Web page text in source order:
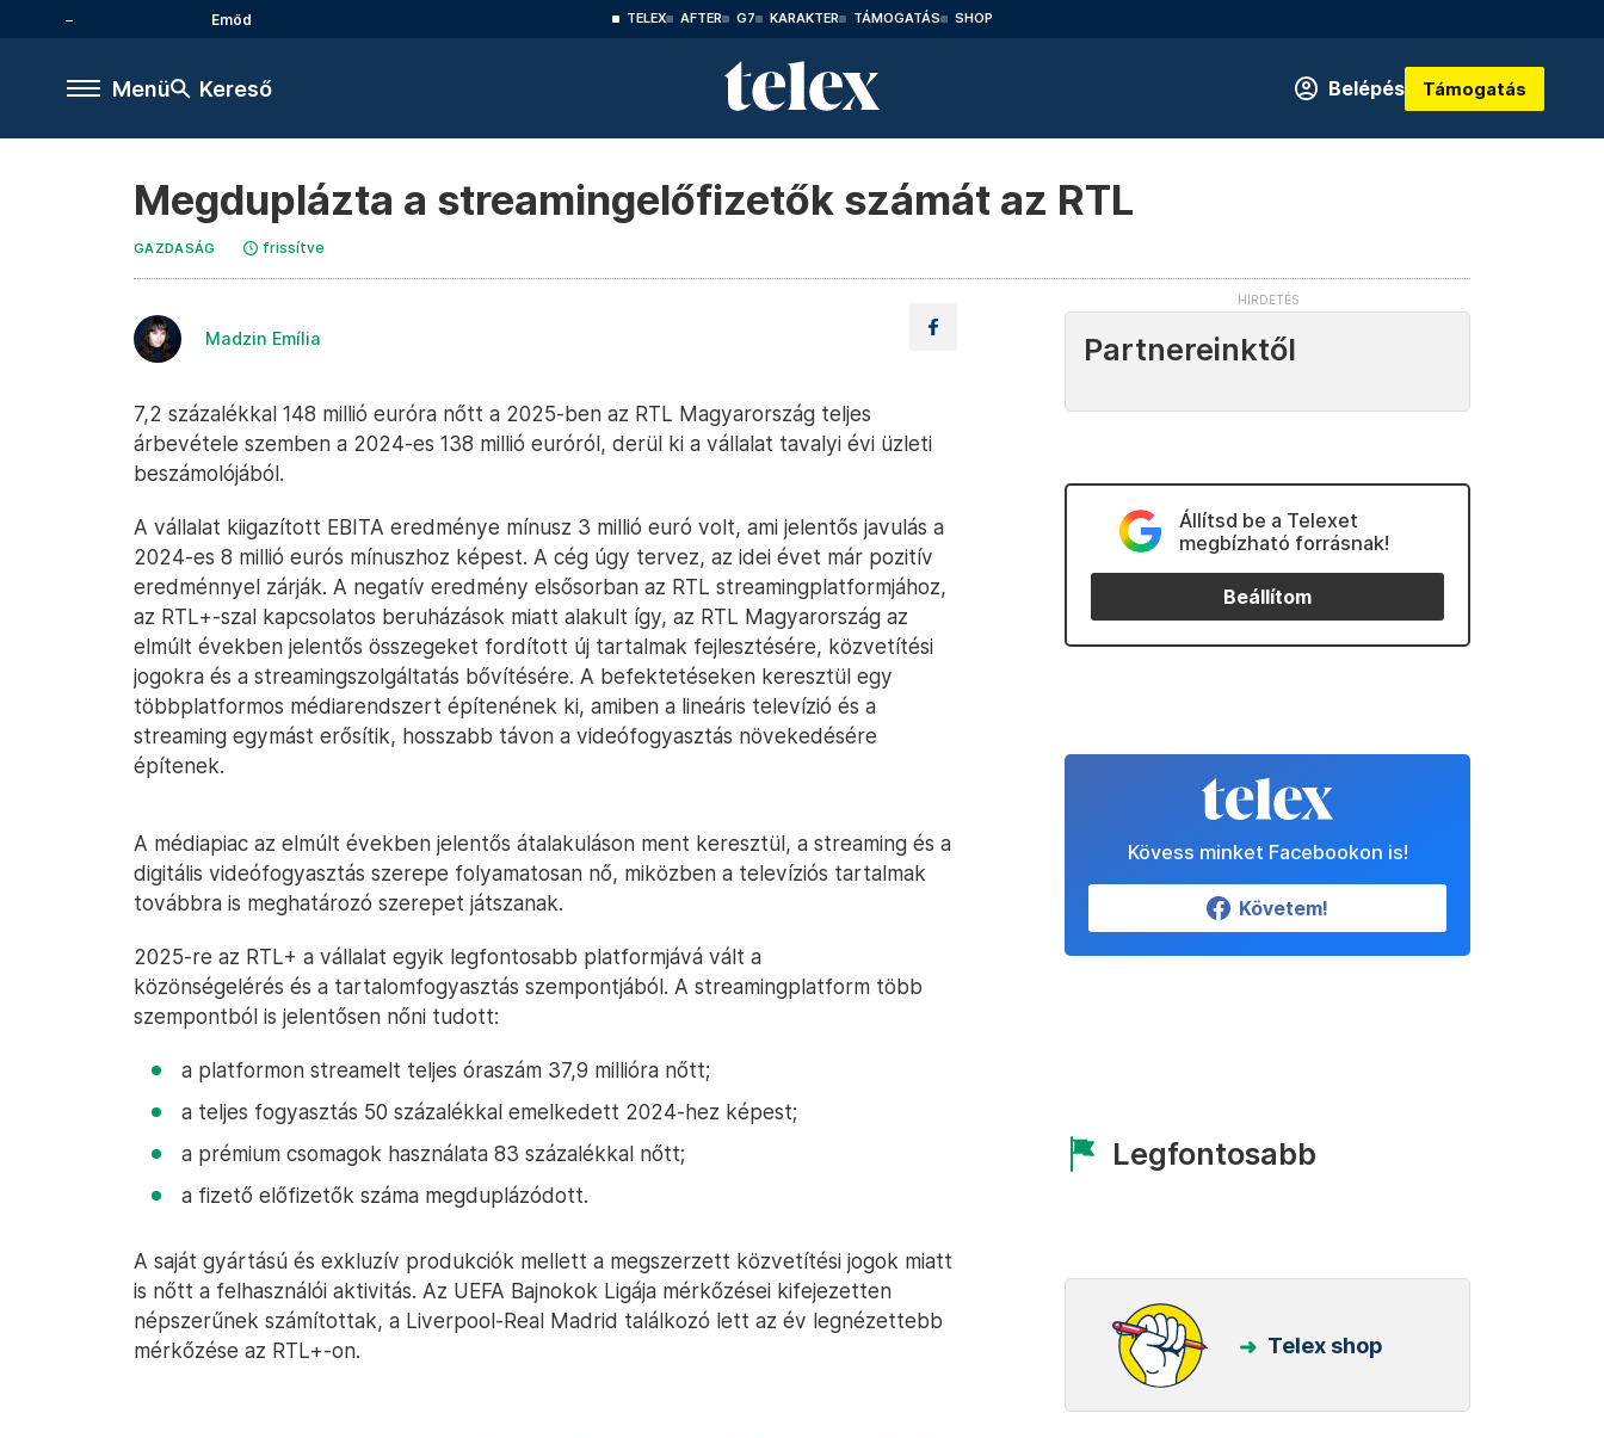
Emőd TELEX AFTER G7 KARAKTER TÁMOGATÁS SHOP
Menü Kereső Belépés Támogatás
Megduplázta a streamingelőfizetők számát az RTL
GAZDASÁG frissítve
Madzin Emília
7,2 százalékkal 148 millió euróra nőtt a 2025-ben az RTL Magyarország teljes
árbevétele szemben a 2024-es 138 millió euróról, derül ki a vállalat tavalyi évi üzleti
beszámolójából.
A vállalat kiigazított EBITA eredménye mínusz 3 millió euró volt, ami jelentős javulás a
2024-es 8 millió eurós mínuszhoz képest. A cég úgy tervez, az idei évet már pozitív
eredménnyel zárják. A negatív eredmény elsősorban az RTL streamingplatformjához,
az RTL+-szal kapcsolatos beruházások miatt alakult így, az RTL Magyarország az
elmúlt években jelentős összegeket fordított új tartalmak fejlesztésére, közvetítési
jogokra és a streamingszolgáltatás bővítésére. A befektetéseken keresztül egy
többplatformos médiarendszert építenének ki, amiben a lineáris televízió és a
streaming egymást erősítik, hosszabb távon a videófogyasztás növekedésére
építenek.
A médiapiac az elmúlt években jelentős átalakuláson ment keresztül, a streaming és a
digitális videófogyasztás szerepe folyamatosan nő, miközben a televíziós tartalmak
továbbra is meghatározó szerepet játszanak.
2025-re az RTL+ a vállalat egyik legfontosabb platformjává vált a
közönségelérés és a tartalomfogyasztás szempontjából. A streamingplatform több
szempontból is jelentősen nőni tudott:
a platformon streamelt teljes óraszám 37,9 millióra nőtt;
a teljes fogyasztás 50 százalékkal emelkedett 2024-hez képest;
a prémium csomagok használata 83 százalékkal nőtt;
a fizető előfizetők száma megduplázódott.
A saját gyártású és exkluzív produkciók mellett a megszerzett közvetítési jogok miatt
is nőtt a felhasználói aktivitás. Az UEFA Bajnokok Ligája mérkőzései kifejezetten
népszerűnek számítottak, a Liverpool-Real Madrid találkozó lett az év legnézettebb
mérkőzése az RTL+-on.
Partnereinktől
Állítsd be a Telexet
megbízható forrásnak!
Beállítom
Kövess minket Facebookon is!
Követem!
Legfontosabb
Telex shop